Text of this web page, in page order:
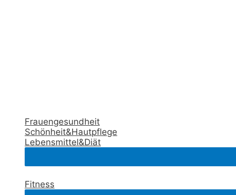
Frauengesundheit
Schönheit&Hautpflege
Lebensmittel&Diät
Fitness